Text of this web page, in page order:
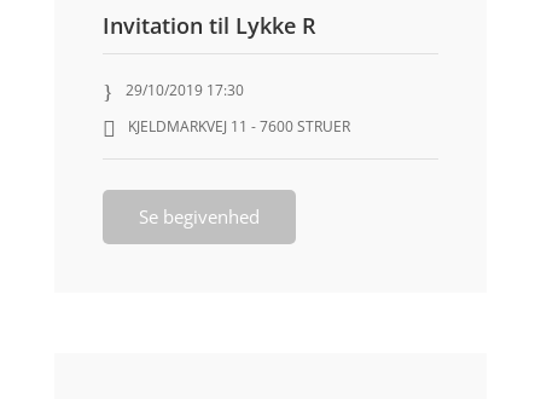
Invitation til Lykke R
29/10/2019 17:30
KJELDMARKVEJ 11 - 7600 STRUER
Se begivenhed